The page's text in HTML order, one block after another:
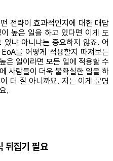
전략이 효과적인지에 대한 대답
높은 일을 하고 있다면 이게 도
냐 아니냐는 중요하지 않죠. 어
를 어떻게 적용할지 따져보는
은 일이라면 모든 일에 적용할 수
사람들이 더욱 불확실한 일을 하
더 잘 아니까요. 저는 이게 문명
.
뒤집기 필요